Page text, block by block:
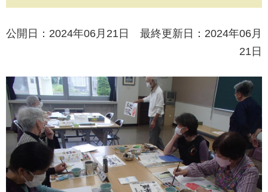
公開日：2024年06月21日 最終更新日：2024年06月
21日